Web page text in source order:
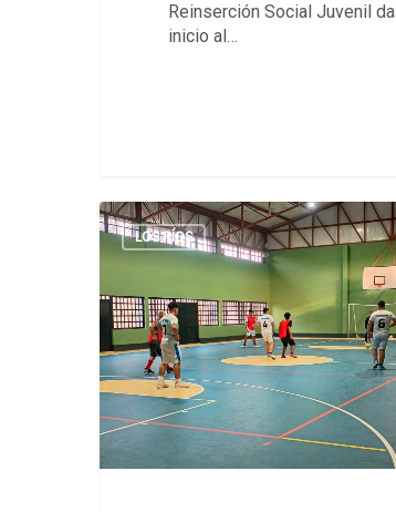
Reinserción Social Juvenil da
inicio al…
LOS RÍOS